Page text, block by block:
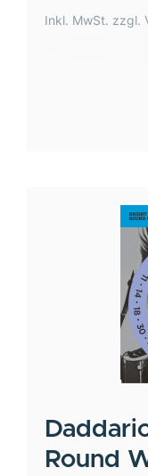
Inkl. MwSt. zzgl.
Round